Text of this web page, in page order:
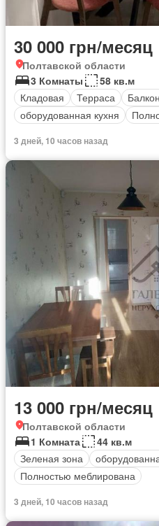
30 000 грн/месяц
Полтавской области
3 Комнаты
58 кв.м
Кладовая
Терраса Балкон
оборудованная кухня
3 дней, 10 часов назад
13 000 грн/месяц
Полтавской области
1 Комната
44 кв.м
Зеленая зона
Полностью меблирована
3 дней, 10 часов назад